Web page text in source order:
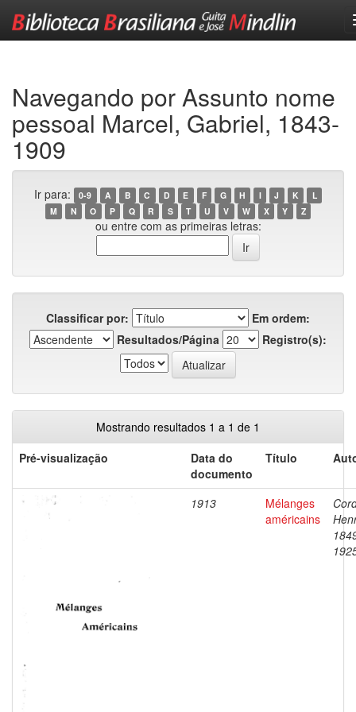
Navegando por Assunto nome
pessoal Marcel, Gabriel, 1843-
1909
Ir para: 0-9 A B C D E F G H I J K
L
M
N O P Q R S T U V W X Y Z
ou entre com as primeiras letras:
Classificar por:
Em ordem:
Resultados/Página
Registro(s):
Mostrando resultados 1 a 1 de 1
Pré-visualização
Data do
documento
Título
1913
Mélanges
américains